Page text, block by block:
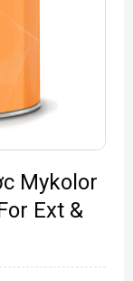
Mykolor
Ext &